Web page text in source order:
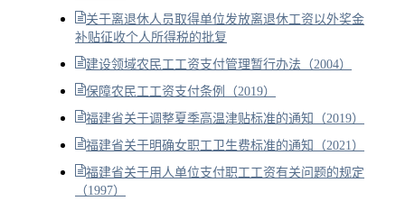
关于离退休人员取得单位发放离退休工资以外奖金
补贴征收个人所得税的批复
建设领域农民工工资支付管理暂行办法（2004）
保障农民工工资支付条例（2019）
福建省关于调整夏季高温津贴标准的通知（2019）
福建省关于明确女职工卫生费标准的通知（2021）
福建省关于用人单位支付职工工资有关问题的规定
（1997）